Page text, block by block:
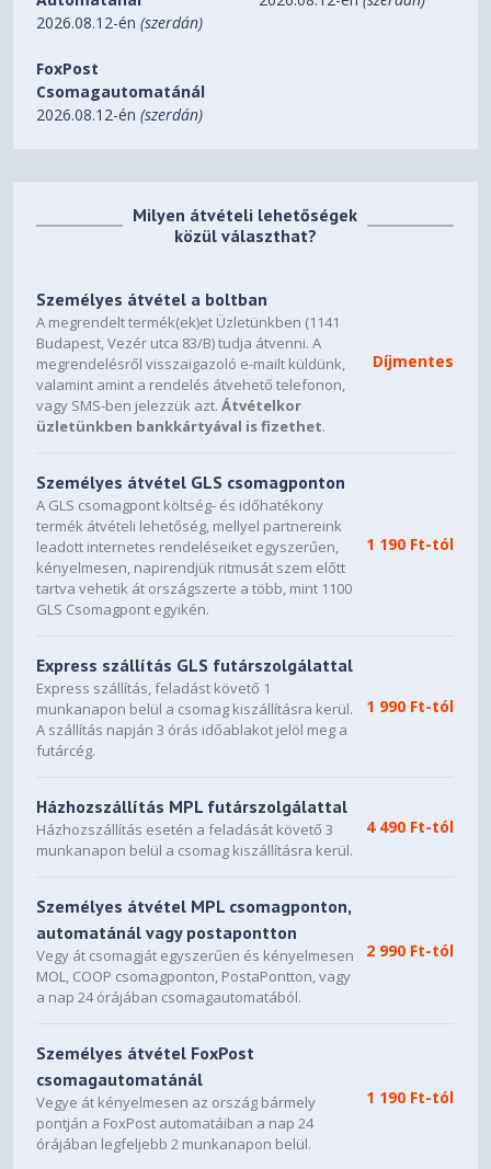
2026.08.12-én(szerdán)
FoxPost
Csomagautomatánál
2026.08.12-én(szerdán)
Milyen átvételi lehetőségek
közül választhat?
Személyes átvétel a boltban
A megrendelt termék(ek)et Üzletünkben (1141
Budapest, Vezér utca 83/B) tudja átvenni. A
megrendelésről visszaigazoló e-mailt küldünk,
valamint amint a rendelés átvehető telefonon,
vagy SMS-ben jelezzük azt.Átvételkor
üzletünkben bankkártyával is fizethet.
Díjmentes
Személyes átvétel GLS csomagponton
A GLS csomagpont költség- és időhatékony
termék átvételi lehetőség, mellyel partnereink
leadott internetes rendeléseiket egyszerűen,
kényelmesen, napirendjük ritmusát szem előtt
tartva vehetik át országszerte a több, mint 1100
GLS Csomagpont egyikén.
1 190 Ft-tól
Express szállítás GLS futárszolgálattal
Express szállítás, feladást követő 1
munkanapon belül a csomag kiszállításra kerül.
A szállítás napján 3 órás időablakot jelöl meg a
futárcég.
1 990 Ft-tól
Házhozszállítás MPL futárszolgálattal
Házhozszállítás esetén a feladását követő 3
munkanapon belül a csomag kiszállításra kerül.
4 490 Ft-tól
Személyes átvétel MPL csomagponton,
automatánál vagy postapontton
Vegy át csomagját egyszerűen és kényelmesen
MOL, COOP csomagponton, PostaPontton, vagy
a nap 24 órájában csomagautomatából.
2 990 Ft-tól
Személyes átvétel FoxPost
csomagautomatánál
Vegye át kényelmesen az ország bármely
pontján a FoxPost automatáiban a nap 24
órájában legfeljebb 2 munkanapon belül.
1 190 Ft-tól